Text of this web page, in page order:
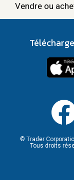
Vendre ou
© Trader
Tous droits